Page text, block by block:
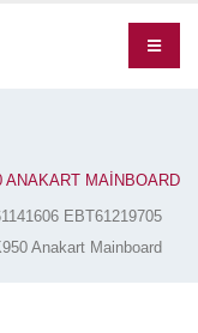
ANAKART MAINBOARD
EBT61219705
Anakart Mainboard